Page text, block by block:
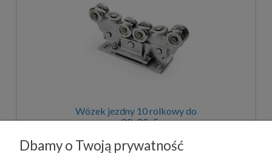
Wózek jezdny 10 rolkowy do
szyny 80x80x5 mm
Wózek jezdny wahliwy 10 rolkowy
pod szynę 80x80x5 mm.
Dbamy o Twoją prywatność